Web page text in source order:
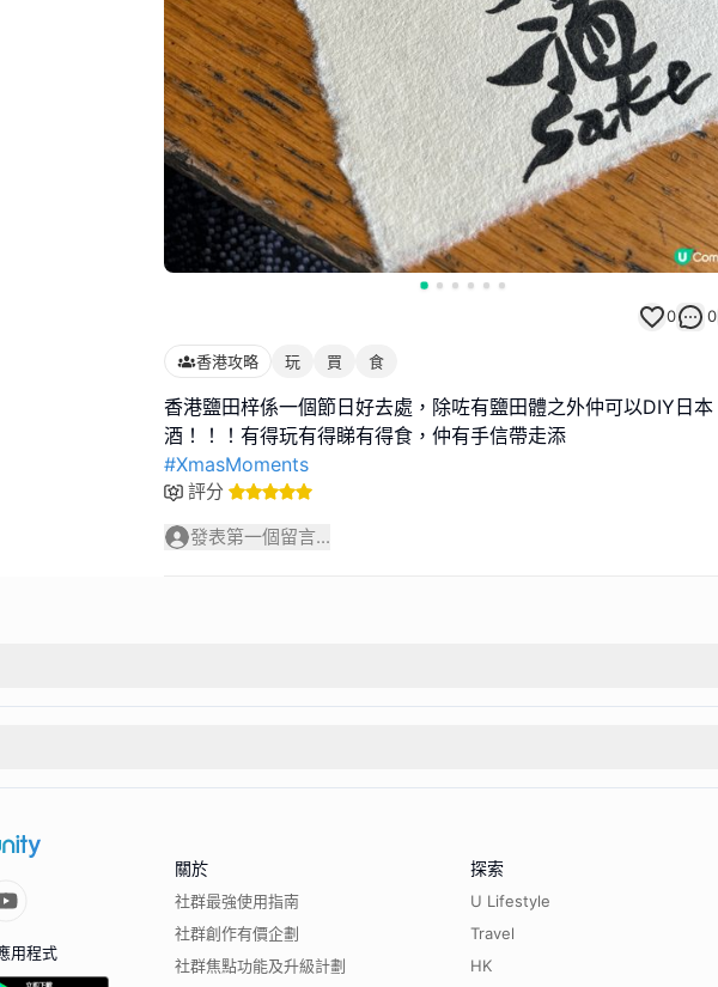
0 0
香港攻略 玩 買 食
香港鹽田梓係一個節日好去處，除咗有鹽田體之外仲可以DIY日本
#XmasMoments
評分
發表第一個留言...
用程式
關於
社群最強使用指南
社群創作有價企劃
社群焦點功能及升級計劃
探索
U Lifestyle
Travel
HK